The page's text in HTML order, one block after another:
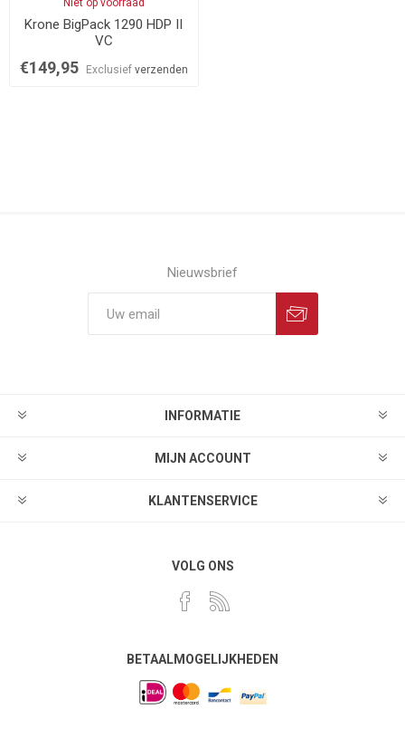
Krone BigPack 1290 HDP II
VC
€149,95 Exclusief verzenden
Nieuwsbrief
INFORMATIE
MIJN ACCOUNT
KLANTENSERVICE
VOLG ONS
BETAALMOGELIJKHEDEN